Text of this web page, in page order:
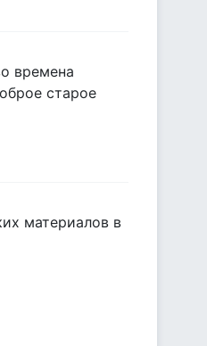
времена
старое
материалов в